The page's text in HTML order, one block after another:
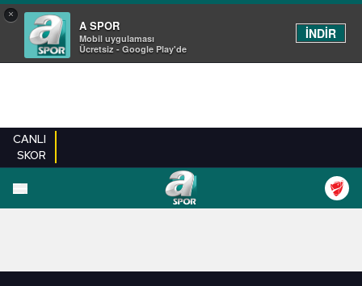
×
A SPOR
Mobil uygulaması
Ücretsiz - Google Play'de
İNDİR
CANLI
SKOR
FUTBOL